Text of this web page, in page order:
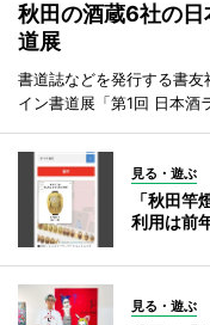
秋田の酒蔵6社の
道展
書道誌などを発行する書
イン書道展「第1回 日本酒
見る・遊ぶ
「秋田竿
利用は前
見る・遊ぶ